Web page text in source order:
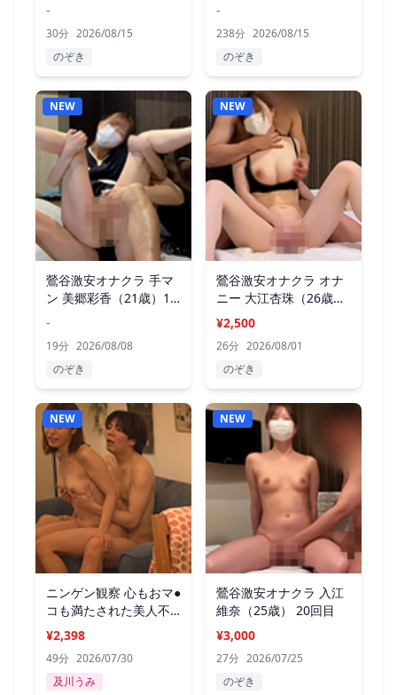
-
30分 2026/08/15
のぞき
-
238分 2026/08/15
のぞき
NEW
鶯谷激安オナクラ 手マ
ン 美郷彩香（21歳）10
-
19分 2026/08/08
のぞき
NEW
鶯谷激安オナクラ オナ
ニー 大江杏珠（26歳）
7回目
¥2,500
26分 2026/08/01
のぞき
NEW
ニンゲン観察 心もおマ●
コも満たされた美人不
貞妻
¥2,398
49分 2026/07/30
及川うみ
NEW
鶯谷激安オナクラ 入江
維奈（25歳） 20回目
¥3,000
27分 2026/07/25
のぞき